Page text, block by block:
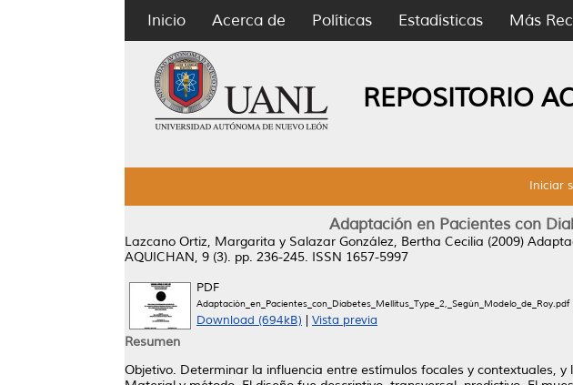
Inicio Acerca de Políticas Estadísticas Más
REPOSITORIO
Iniciar
Adaptación en Pacientes con
Lazcano Ortiz, Margarita y Salazar González, Bertha Cecilia (2009)
AQUICHAN, 9 (3). pp. 236-245. ISSN 1657-5997
PDF
Adaptación_en_Pacientes_con_Diabetes_Mellitus_Type_2,_Según_Modelo_de_Roy.pdf
Download (694kB) Vista previa
Resumen
Objetivo. Determinar la influencia entre estímulos focales y contextuales,